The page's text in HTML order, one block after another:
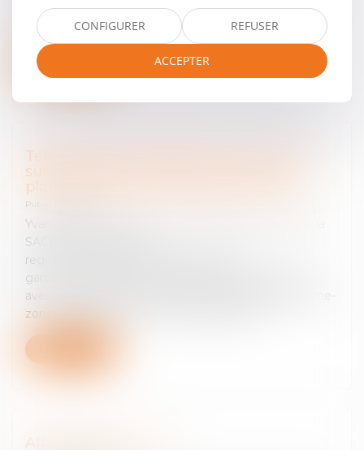
https://www.lepoint.fr/societe/affaire-celine-quand-la-
famille-se-rebiffe-07-07-2023-2527728_23.php
Téléchargements illégaux : prison avec
sursis pour les deux inventeurs de la
plateforme ZoneTelechargement.com
Publié le :
Yvan Diringer et Josée-Anne Bénazéraf avocats de la
SACEM https://france3-
regions.francetvinfo.fr/occitanie/haute-
garonne/toulouse/telechargements-illegaux-prison-
avec-sursis-pour-les-deux-inventeurs-de-la-plateforme-
zonetelechargement-com-2746306.html...
Affaire Bettencourt
CONFIGURER REFUSER
ACCEPTER